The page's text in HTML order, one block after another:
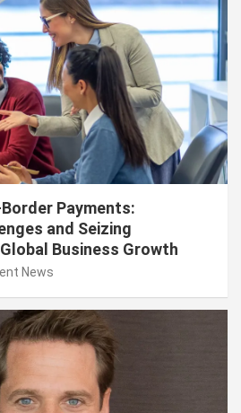
Payments:
and Seizing
Business Growth
News